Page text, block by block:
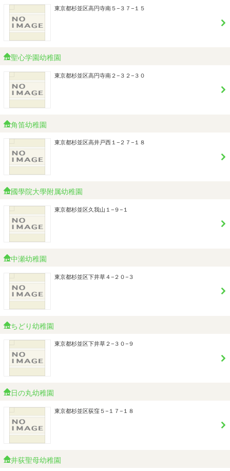
東京都杉並区高円寺南５−３７−１５
聖心学園幼稚園
東京都杉並区高円寺南２−３２−３０
角笛幼稚園
東京都杉並区高井戸西１−２７−１８
國學院大學附属幼稚園
東京都杉並区久我山１−９−１
中瀬幼稚園
東京都杉並区下井草４−２０−３
ちどり幼稚園
東京都杉並区下井草２−３０−９
日の丸幼稚園
東京都杉並区荻窪５−１７−１８
井荻聖母幼稚園